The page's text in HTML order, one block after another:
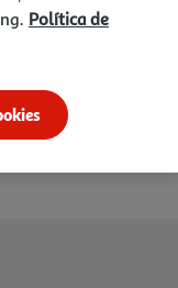
Política de